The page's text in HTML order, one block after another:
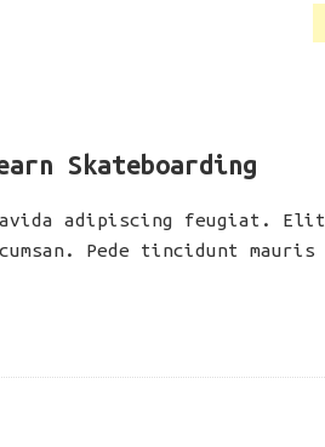
Skateboarding
adipiscing feugiat. Elit
Pede tincidunt mauris